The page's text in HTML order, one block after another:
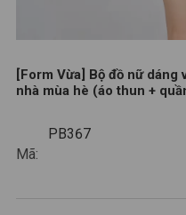
[Form Vừa] Bộ đồ nữ dáng
nhà mùa hè (áo thun +
Mã:
PB367